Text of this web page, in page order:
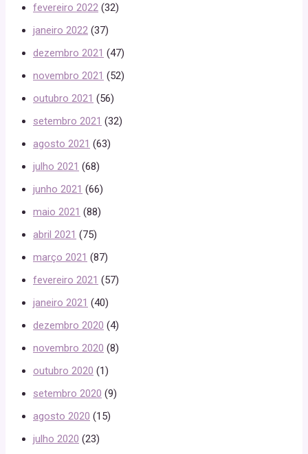
fevereiro 2022 (32)
janeiro 2022 (37)
dezembro 2021 (47)
novembro 2021 (52)
outubro 2021 (56)
setembro 2021 (32)
agosto 2021 (63)
julho 2021 (68)
junho 2021 (66)
maio 2021 (88)
abril 2021 (75)
março 2021 (87)
fevereiro 2021 (57)
janeiro 2021 (40)
dezembro 2020 (4)
novembro 2020 (8)
outubro 2020 (1)
setembro 2020 (9)
agosto 2020 (15)
julho 2020 (23)